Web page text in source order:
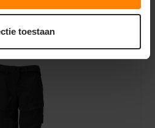
toestaan